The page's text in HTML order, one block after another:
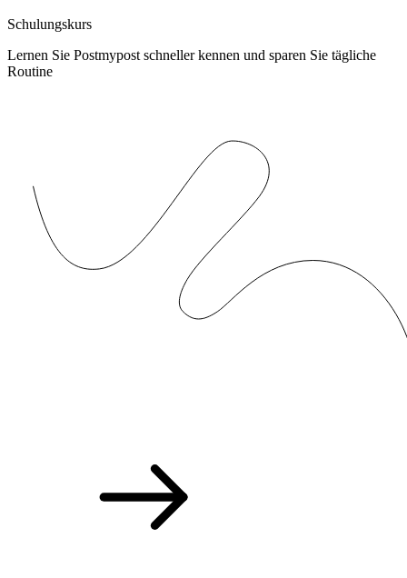
Schulungskurs
Lernen Sie Postmypost schneller kennen und sparen Sie tägliche
Routine